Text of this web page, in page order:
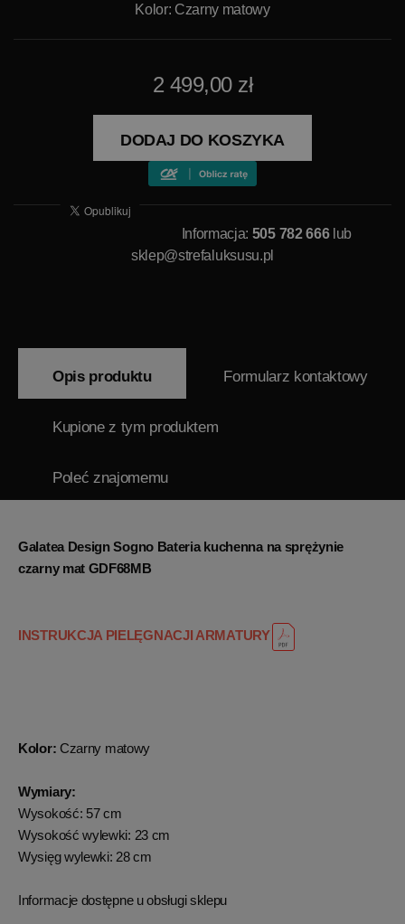
Kolor: Czarny matowy
2 499,00 zł
DODAJ DO KOSZYKA
Informacja: 505 782 666lub
sklep@strefaluksusu.pl
Opis produktu Formularz kontaktowy
Kupione z tym produktem
Poleć znajomemu
Galatea Design Sogno Bateria kuchenna na sprężynie
czarny mat GDF68MB
INSTRUKCJA PIELĘGNACJI ARMATURY
Kolor: Czarny matowy
Wymiary:
Wysokość: 57 cm
Wysokość wylewki: 23 cm
Wysięg wylewki: 28 cm
Informacje dostępne u obsługi sklepu